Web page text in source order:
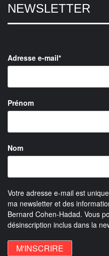
NEWSLETTER
Adresse e-mail*
Prénom
Nom
Votre adresse e-mail est
ma newsletter et des
Bernard Cohen-Hadad. Vous
désinscription inclus dans la